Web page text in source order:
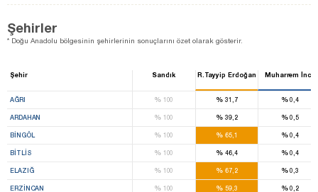
Şehirler
* Doğu Anadolu bölgesinin şehirlerinin sonuçlarını özet olarak gösterir.
Şehir Sandık R.Tayyip Erdoğan Muharrem İnce
AĞRI %100 % 31,7 %0,4
ARDAHAN %100 % 39,2 %0,5
BINGÖL %100 % 65,1 %0,4
BITLIS %100 % 46,4 %0,4
ELAZIĞ %100 % 67,2 %0,3
ERZINCAN %100 % 59,3 %0,2